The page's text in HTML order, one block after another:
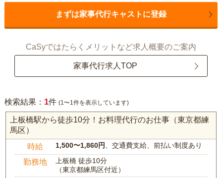
まずは家事代行キャストに登録
CaSyではたらくメリットなど求人概要のご案内
家事代行求人TOP
検索結果： 1件 (1〜1件を表示しています)
上板橋駅から徒歩10分！お料理代行のお仕事（東京都練
馬区）
時給 1,500〜1,860円 、交通費支給、前払い制度あり
勤務地
上板橋 徒歩10分
（東京都練馬区付近）